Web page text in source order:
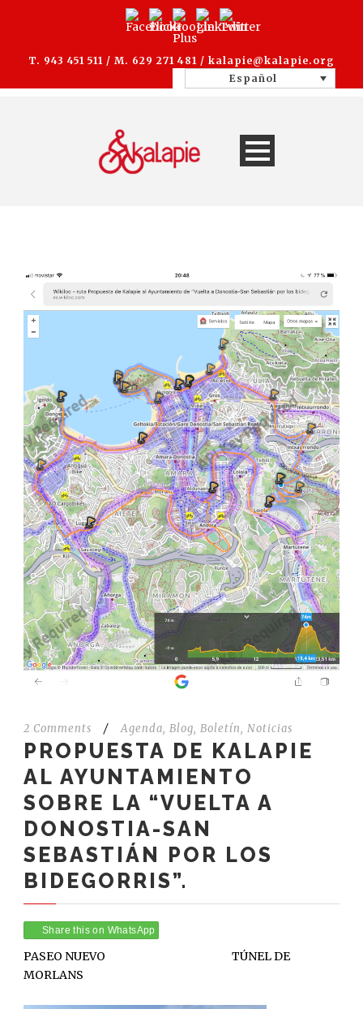
T. 943 451 511 / M. 629 271 481 / kalapie@kalapie.org
Español
2 Comments / Agenda, Blog, Boletín, Noticias
PROPUESTA DE KALAPIE
AL AYUNTAMIENTO
SOBRE LA “VUELTA A
DONOSTIA-SAN
SEBASTIÁN POR LOS
BIDEGORRIS”.
Share this on WhatsApp
PASEO NUEVO TÚNEL DE
MORLANS